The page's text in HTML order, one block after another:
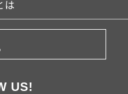
は
US!